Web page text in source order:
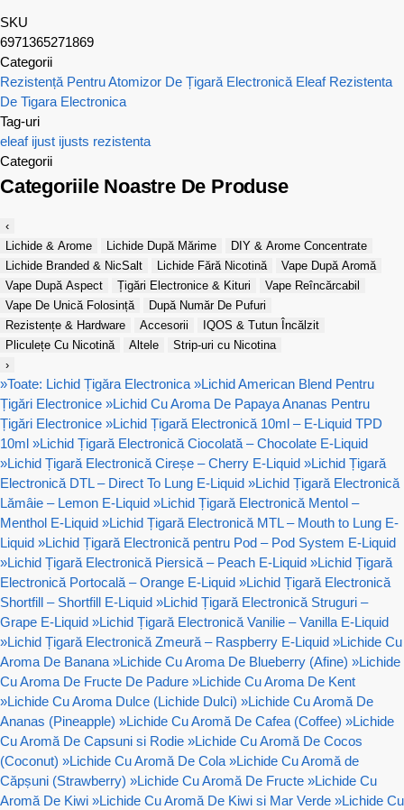
SKU
6971365271869
Categorii
Rezistență Pentru Atomizor De Țigară Electronică Eleaf Rezistenta
De Tigara Electronica
Tag-uri
eleaf ijust ijusts rezistenta
Categorii
Categoriile Noastre De Produse
‹
Lichide & Arome
Lichide După Mărime
DIY & Arome Concentrate
Lichide Branded & NicSalt
Lichide Fără Nicotină
Vape După Aromă
Vape După Aspect
Țigări Electronice & Kituri
Vape Reîncărcabil
Vape De Unică Folosință
După Număr De Pufuri
Rezistențe & Hardware
Accesorii
IQOS & Tutun Încălzit
Pliculețe Cu Nicotină
Altele
Strip-uri cu Nicotina
›
»Toate: Lichid Țigăra Electronica »Lichid American Blend Pentru
Țigări Electronice »Lichid Cu Aroma De Papaya Ananas Pentru
Țigări Electronice »Lichid Țigară Electronică 10ml – E-Liquid TPD
10ml »Lichid Țigară Electronică Ciocolată – Chocolate E-Liquid
»Lichid Țigară Electronică Cireșe – Cherry E-Liquid »Lichid Țigară
Electronică DTL – Direct To Lung E-Liquid »Lichid Țigară Electronică
Lămâie – Lemon E-Liquid »Lichid Țigară Electronică Mentol –
Menthol E-Liquid »Lichid Țigară Electronică MTL – Mouth to Lung E-
Liquid »Lichid Țigară Electronică pentru Pod – Pod System E-Liquid
»Lichid Țigară Electronică Piersică – Peach E-Liquid »Lichid Țigară
Electronică Portocală – Orange E-Liquid »Lichid Țigară Electronică
Shortfill – Shortfill E-Liquid »Lichid Țigară Electronică Struguri –
Grape E-Liquid »Lichid Țigară Electronică Vanilie – Vanilla E-Liquid
»Lichid Țigară Electronică Zmeură – Raspberry E-Liquid »Lichide Cu
Aroma De Banana »Lichide Cu Aroma De Blueberry (Afine) »Lichide
Cu Aroma De Fructe De Padure »Lichide Cu Aroma De Kent
»Lichide Cu Aroma Dulce (Lichide Dulci) »Lichide Cu Aromă De
Ananas (Pineapple) »Lichide Cu Aromă De Cafea (Coffee) »Lichide
Cu Aromă De Capsuni si Rodie »Lichide Cu Aromă De Cocos
(Coconut) »Lichide Cu Aromă De Cola »Lichide Cu Aromă de
Căpșuni (Strawberry) »Lichide Cu Aromă De Fructe »Lichide Cu
Aromă De Kiwi »Lichide Cu Aromă De Kiwi si Mar Verde »Lichide Cu